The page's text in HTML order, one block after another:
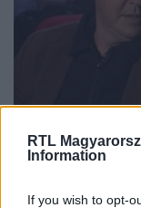
RTL
Information
If you wish to opt-
2023. március 12.
Gusztáv